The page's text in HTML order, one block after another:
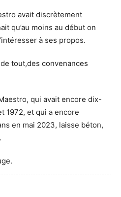
avait discrètement
qu’au moins au début on
à ses propos.
tout,des convenances
qui avait encore dix-
1972, et qui a encore
en mai 2023, laisse béton,